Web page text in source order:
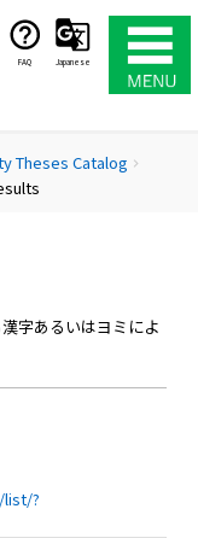
FAQ Japanese
Theses Catalog chevron_right
字あるいはヨミによ
?